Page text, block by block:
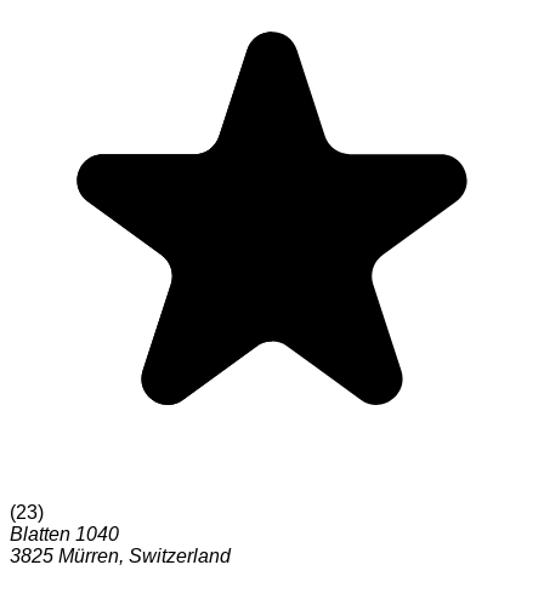
(23)
Blatten 1040
3825 Mürren, Switzerland